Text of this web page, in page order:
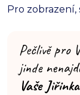
Pro zobrazení,
Pečlivě pro
jinde
Vaše